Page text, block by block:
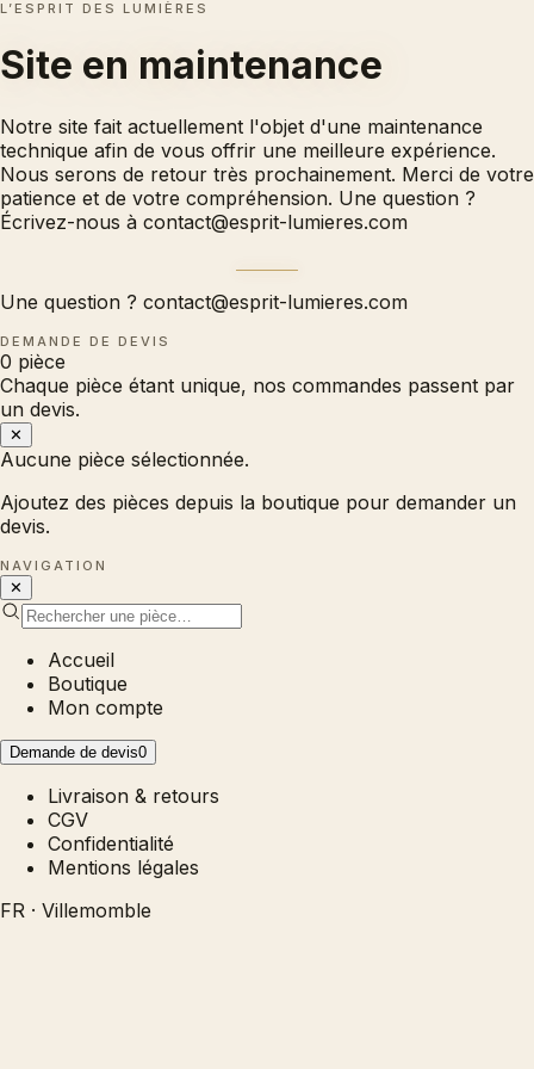
L’ESPRIT DES LUMIÈRES
Site en maintenance
Notre site fait actuellement l'objet d'une maintenance
technique afin de vous offrir une meilleure expérience.
Nous serons de retour très prochainement. Merci de votre
patience et de votre compréhension. Une question ?
Écrivez-nous à contact@esprit-lumieres.com
Une question ? contact@esprit-lumieres.com
DEMANDE DE DEVIS
0 pièce
Chaque pièce étant unique, nos commandes passent par
un devis.
✕
Aucune pièce sélectionnée.
Ajoutez des pièces depuis la boutique pour demander un
devis.
NAVIGATION
✕
Accueil
Boutique
Mon compte
Demande de devis0
Livraison & retours
CGV
Confidentialité
Mentions légales
FR · Villemomble